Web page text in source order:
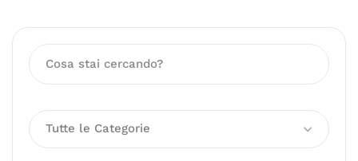
Tutte le Categorie